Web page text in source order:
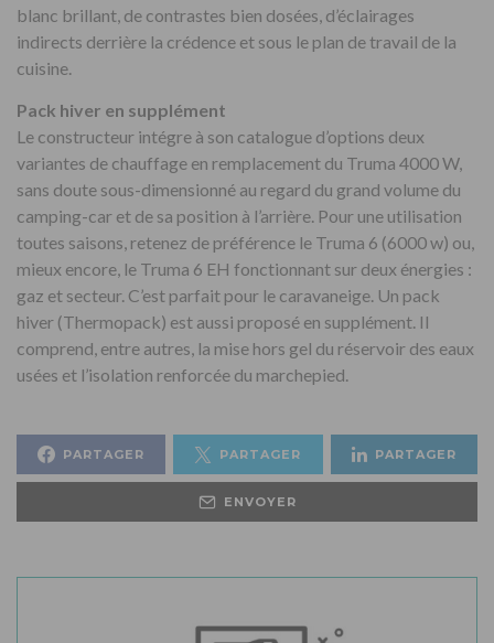
blanc brillant, de contrastes bien dosées, d’éclairages
indirects derrière la crédence et sous le plan de travail de la
cuisine.
Pack hiver en supplément
Le constructeur intégre à son catalogue d’options deux
variantes de chauffage en remplacement du Truma 4000 W,
sans doute sous-dimensionné au regard du grand volume du
camping-car et de sa position à l’arrière. Pour une utilisation
toutes saisons, retenez de préférence le Truma 6 (6000 w) ou,
mieux encore, le Truma 6 EH fonctionnant sur deux énergies :
gaz et secteur. C’est parfait pour le caravaneige. Un pack
hiver (Thermopack) est aussi proposé en supplément. Il
comprend, entre autres, la mise hors gel du réservoir des eaux
usées et l’isolation renforcée du marchepied.
PARTAGER PARTAGER PARTAGER
ENVOYER